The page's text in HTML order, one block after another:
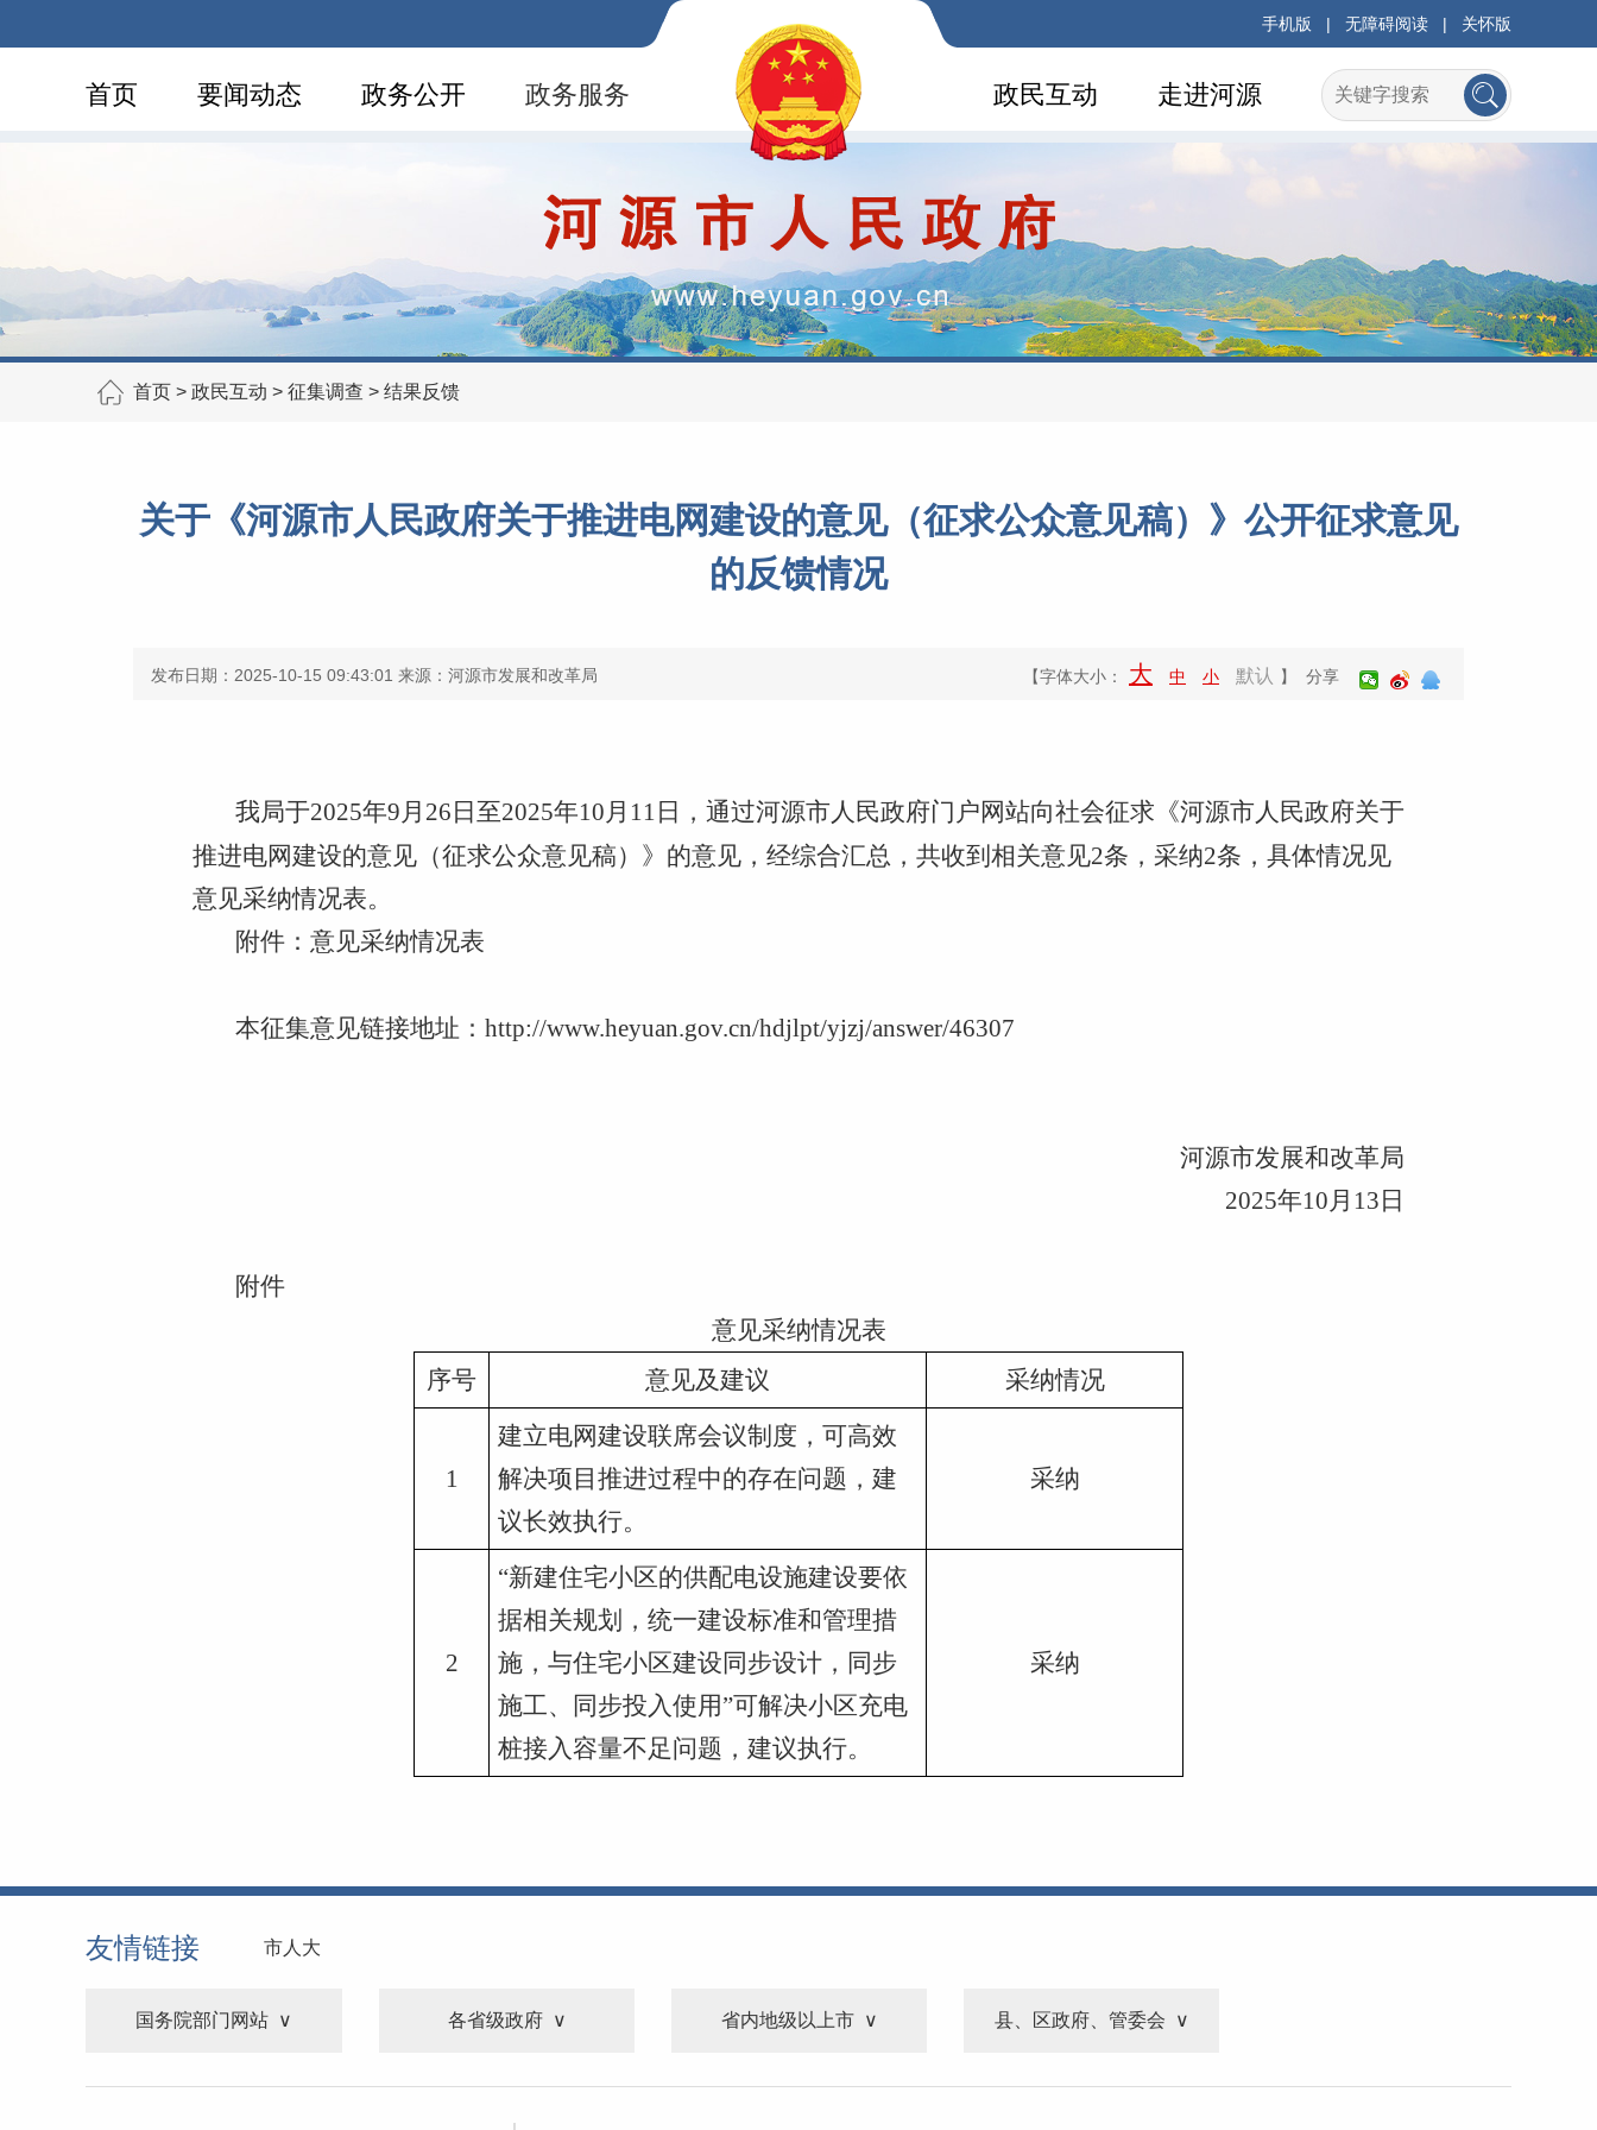
手机版 | 无障碍阅读 | 关怀版
首页 要闻动态 政务公开 政务服务 走进河源
政民互动
首页 > 政民互动 > 征集调查 > 结果反馈
关于《河源市人民政府关于推进电网建设的意见（征求公众意见稿）》公开征求意见
的反馈情况
发布日期：2025-10-15 09:43:01 来源：河源市发展和改革局 【字体大小： 大 中 小 默认 】 分享
我局于2025年9月26日至2025年10月11日，通过河源市人民政府门户网站向社会征求《河源市人民政府关于
推进电网建设的意见（征求公众意见稿）》的意见，经综合汇总，共收到相关意见2条，采纳2条，具体情况见
意见采纳情况表。
附件：意见采纳情况表
本征集意见链接地址： http://www.heyuan.gov.cn/hdjlpt/yjzj/answer/46307
河源市发展和改革局
2025年10月13日
附件
意见采纳情况表
序号
意见及建议 采纳情况
1
建立电网建设联席会议制度，可高效
解决项目推进过程中的存在问题，建
议长效执行。
采纳
2
“新建住宅小区的供配电设施建设要依
据相关规划，统一建设标准和管理措
施，与住宅小区建设同步设计，同步
施工、同步投入使用”可解决小区充电
桩接入容量不足问题，建议执行。
采纳
友情链接 市人大
国务院部门网站 各省级政府 省内地级以上市 县、区政府、管委会